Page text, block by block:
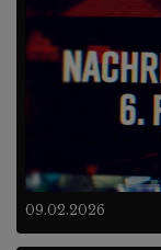
09.02.2026